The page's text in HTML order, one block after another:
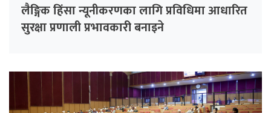
लैङ्गिक हिंसा न्यूनीकरणका लागि प्रविधिमा आधारित
सुरक्षा प्रणाली प्रभावकारी बनाइने